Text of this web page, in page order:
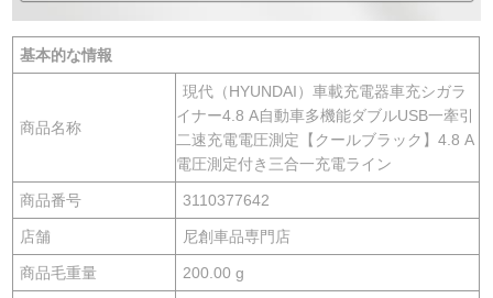
基本的な情報
商品名称
現代（HYUNDAI）車載充電器車充シガラ
イナー4.8 A自動車多機能ダブルUSB一牽引
二速充電電圧測定【クールブラック】4.8 A
電圧測定付き三合一充電ライン
商品番号 3110377642
店舗 尼創車品専門店
商品毛重量 200.00 g